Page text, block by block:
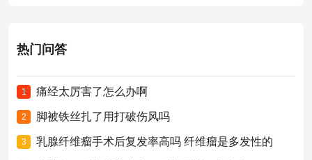
热门问答
1 痛经太厉害了怎么办啊
2 脚被铁丝扎了用打破伤风吗
3 乳腺纤维瘤手术后复发率高吗 纤维瘤是多发性的